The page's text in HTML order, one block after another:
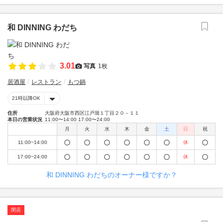
和 DINNING わだち
3.01 写真 1枚
居酒屋 レストラン もつ鍋
21時以降OK
住所
大阪府大阪市西区江戸堀１丁目２０－１１
本日の営業状況 11:00〜14:00 17:00〜24:00
月
火 水 木 金 土 日 祝
11:00~14:00 休
17:00~24:00 休
和 DINNING わだちのオーナー様ですか？
閉店